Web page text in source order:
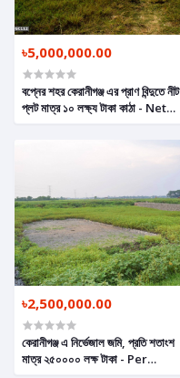
৳5,000,000.00
বপ্নের শহর কেরানীগঞ্জ এর প্রাণ বিন্দুতে নীট
প্লট মাত্র ১০ লক্ষ্য টাকা কাঠা - Net
৳2,500,000.00
কেরানীগঞ্জ এ নিৰ্ভেজাল জমি, প্রতি শতাংশ
মাত্র ২৫০০০০ লক্ষ টাকা - Per